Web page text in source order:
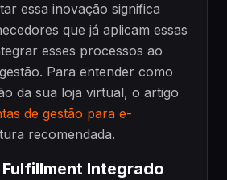
essa inovação significa
que já aplicam essas
esses processos ao
Para entender como
da sua loja virtual, o artigo
de gestão para e-
recomendada.
Integrado